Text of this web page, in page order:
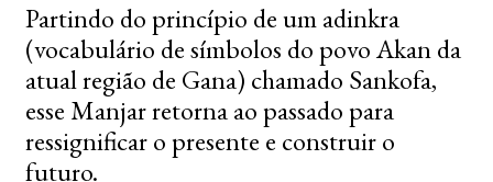
Partindo do princípio de um adinkra
(vocabulário de símbolos do povo Akan da
atual região de Gana) chamado Sankofa,
esse Manjar retorna ao passado para
ressignificar o presente e construir o
futuro.